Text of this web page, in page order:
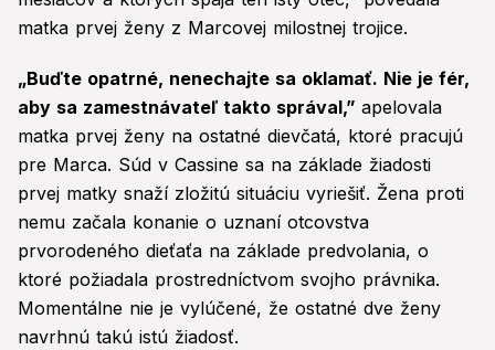
matka prvej ženy z Marcovej milostnej trojice.
„Buďte opatrné, nenechajte sa oklamať. Nie je fér,
aby sa zamestnávateľ takto správal,” apelovala
matka prvej ženy na ostatné dievčatá, ktoré pracujú
pre Marca. Súd v Cassine sa na základe žiadosti
prvej matky snaží zložitú situáciu vyriešiť. Žena proti
nemu začala konanie o uznaní otcovstva
prvorodeného dieťaťa na základe predvolania, o
ktoré požiadala prostredníctvom svojho právnika.
Momentálne nie je vylúčené, že ostatné dve ženy
navrhnú takú istú žiadosť.